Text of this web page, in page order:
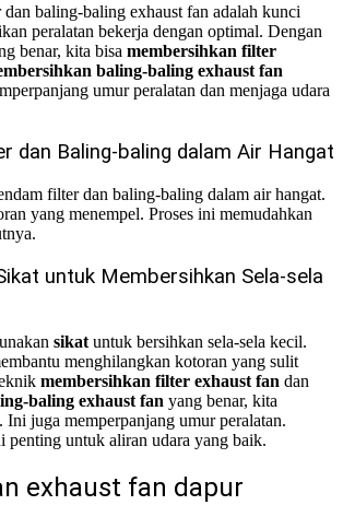
baling-baling exhaust fan adalah kunci
peralatan bekerja dengan optimal. Dengan
benar, kita bisa membersihkan filter
baling-baling exhaust fan
umur peralatan dan menjaga udara
dan Baling-baling dalam Air Hangat
filter dan baling-baling dalam air hangat.
yang menempel. Proses ini memudahkan
untuk Membersihkan Sela-sela
sikatuntuk bersihkan sela-sela kecil.
menghilangkan kotoran yang sulit
membersihkan filter exhaust fan dan
baling exhaust fan yang benar, kita
Ini juga memperpanjang umur peralatan.
penting untuk aliran udara yang baik.
exhaust fan dapur